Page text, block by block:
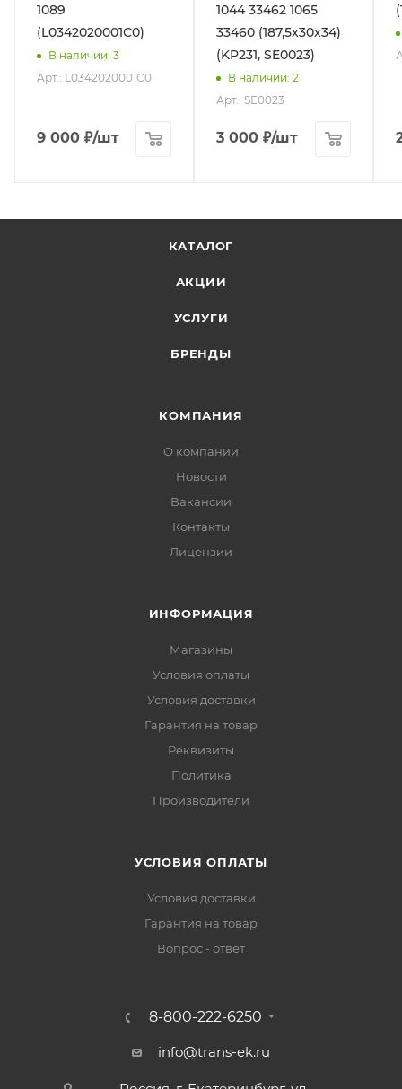
1089
(L0342020001C0)
В наличии: 3
Арт.: L0342020001C0
9 000 ₽/шт
1044 33462 1065
33460 (187,5x30x34)
(KP231, SE0023)
В наличии: 2
Арт.: SE0023
3 000 ₽/шт
КАТАЛОГ
АКЦИИ
УСЛУГИ
БРЕНДЫ
КОМПАНИЯ
О компании
Новости
Вакансии
Контакты
Лицензии
ИНФОРМАЦИЯ
Магазины
Условия оплаты
Условия доставки
Гарантия на товар
Реквизиты
Политика
Производители
УСЛОВИЯ ОПЛАТЫ
Условия доставки
Гарантия на товар
Вопрос - ответ
8-800-222-6250
info@trans-ek.ru